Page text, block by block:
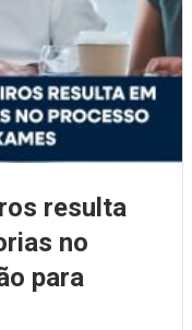
resulta
no
para